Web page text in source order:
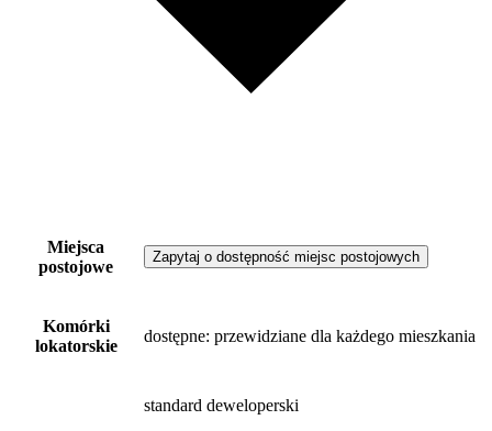
Miejsca
postojowe
Zapytaj o dostępność miejsc postojowych
Komórki
lokatorskie
dostępne: przewidziane dla każdego mieszkania
standard deweloperski